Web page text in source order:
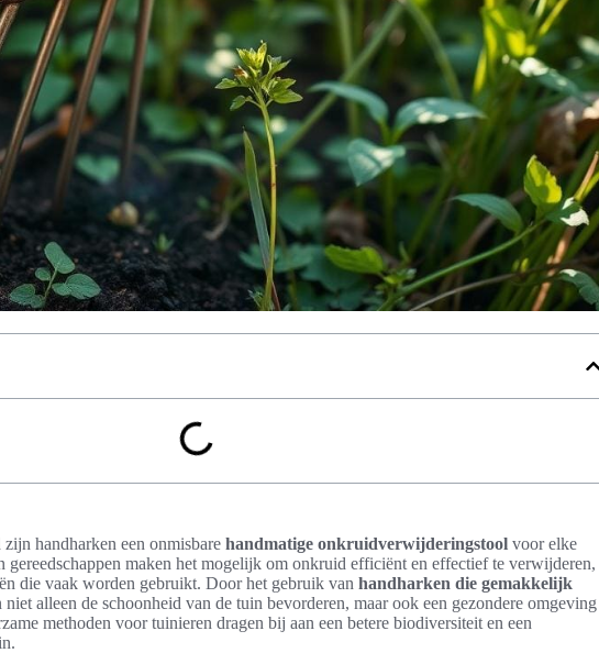
handharken een onmisbare handmatige onkruidverwijderingstool voor elke
gereedschappen maken het mogelijk om onkruid efficiënt en effectief te verwijderen,
die vaak worden gebruikt. Door het gebruik van handharken die gemakkelijk
niet alleen de schoonheid van de tuin bevorderen, maar ook een gezondere omgeving
methoden voor tuinieren dragen bij aan een betere biodiversiteit en een